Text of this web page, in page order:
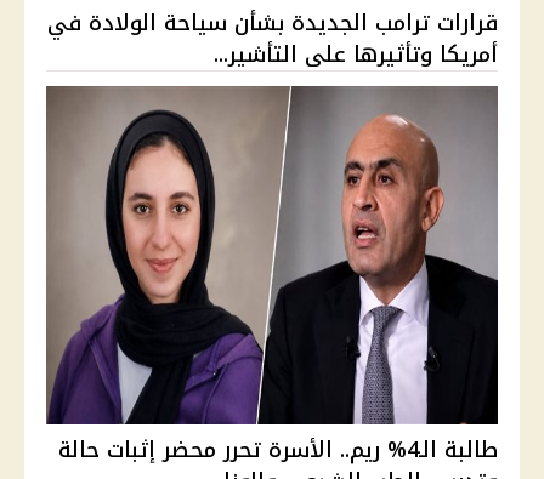
قرارات ترامب الجديدة بشأن سياحة الولادة في
أمريكا وتأثيرها على التأشير...
طالبة الـ4% ريم.. الأسرة تحرر محضر إثبات حالة